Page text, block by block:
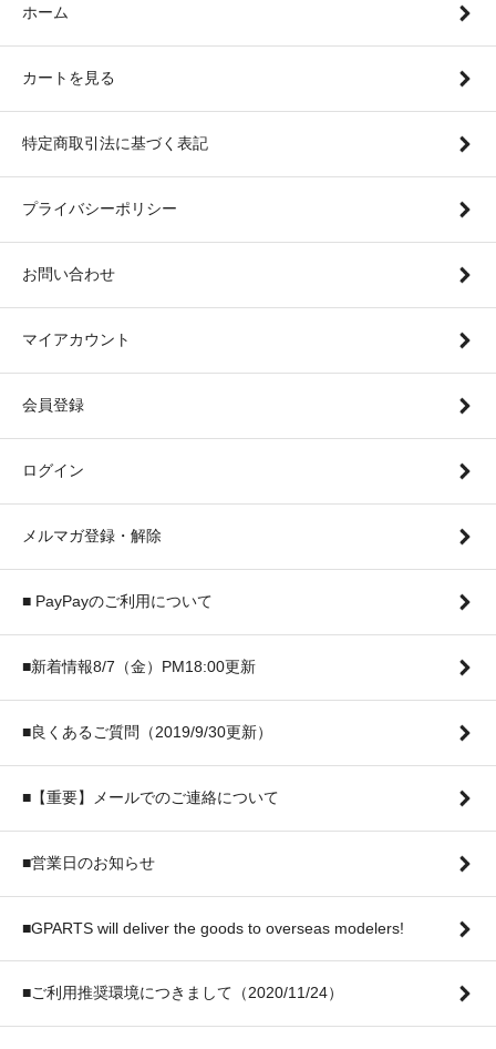
ホーム
カートを見る
特定商取引法に基づく表記
プライバシーポリシー
お問い合わせ
マイアカウント
会員登録
ログイン
メルマガ登録・解除
■ PayPayのご利用について
■新着情報8/7（金）PM18:00更新
■良くあるご質問（2019/9/30更新）
■【重要】メールでのご連絡について
■営業日のお知らせ
■GPARTS will deliver the goods to overseas modelers!
■ご利用推奨環境につきまして（2020/11/24）